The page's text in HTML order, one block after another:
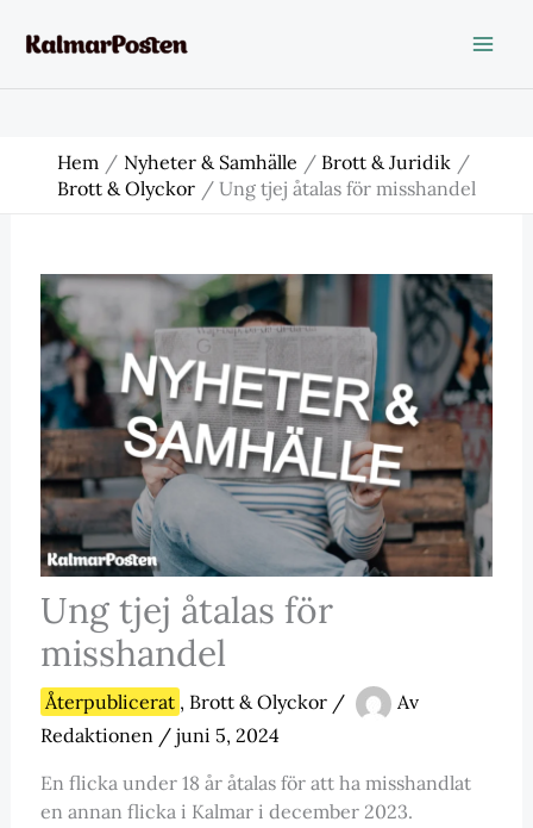
Hem Nyheter & Samhälle
Brott & Juridik
Brott & Olyckor
Ung tjej åtalas för misshandel
Ung tjej åtalas för
misshandel
Återpublicerat , Brott & Olyckor/
Av
Redaktionen / juni 5, 2024
En flicka under 18 år åtalas för att ha misshandlat
en annan flicka i Kalmar i december 2023.